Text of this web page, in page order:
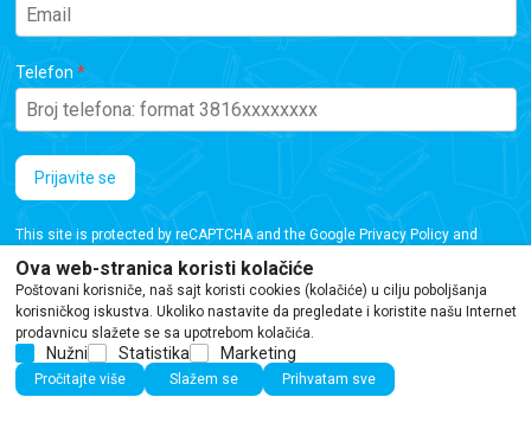
Telefon
Prijavite se
This site is protected by reCAPTCHA and the Google Privacy Policyand
Iako se trudimo da budemo tačni, informacije na ovoj veb stranici mogu sadržati
greške ili propuste. Preporučujemo da proverite podatke pre kupovine.
Ova web-stranica koristi kolačiće
Poštovani korisniče, naš sajt koristi cookies (kolačiće) u cilju poboljšanja
korisničkog iskustva. Ukoliko nastavite da pregledate i koristite našu Internet
prodavnicu slažete se sa upotrebom kolačića.
Nužni Statistika Marketing
Pročitajte više Slažem se Prihvatam sve